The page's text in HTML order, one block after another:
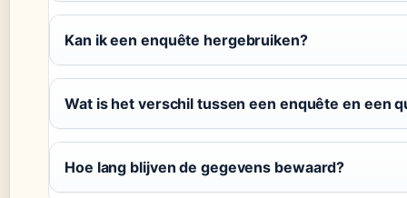
Kan ik een enquête hergebruiken?
Wat is het verschil tussen een enquête en een
Hoe lang blijven de gegevens bewaard?